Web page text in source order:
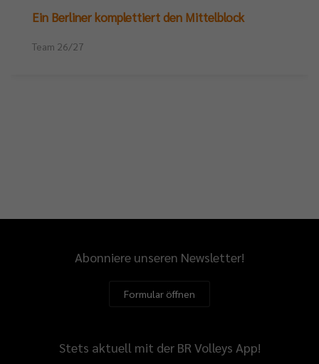
Ein Berliner komplettiert den Mittelblock
Team 26/27
Abonniere unseren Newsletter!
Formular öffnen
Stets aktuell mit der BR Volleys App!